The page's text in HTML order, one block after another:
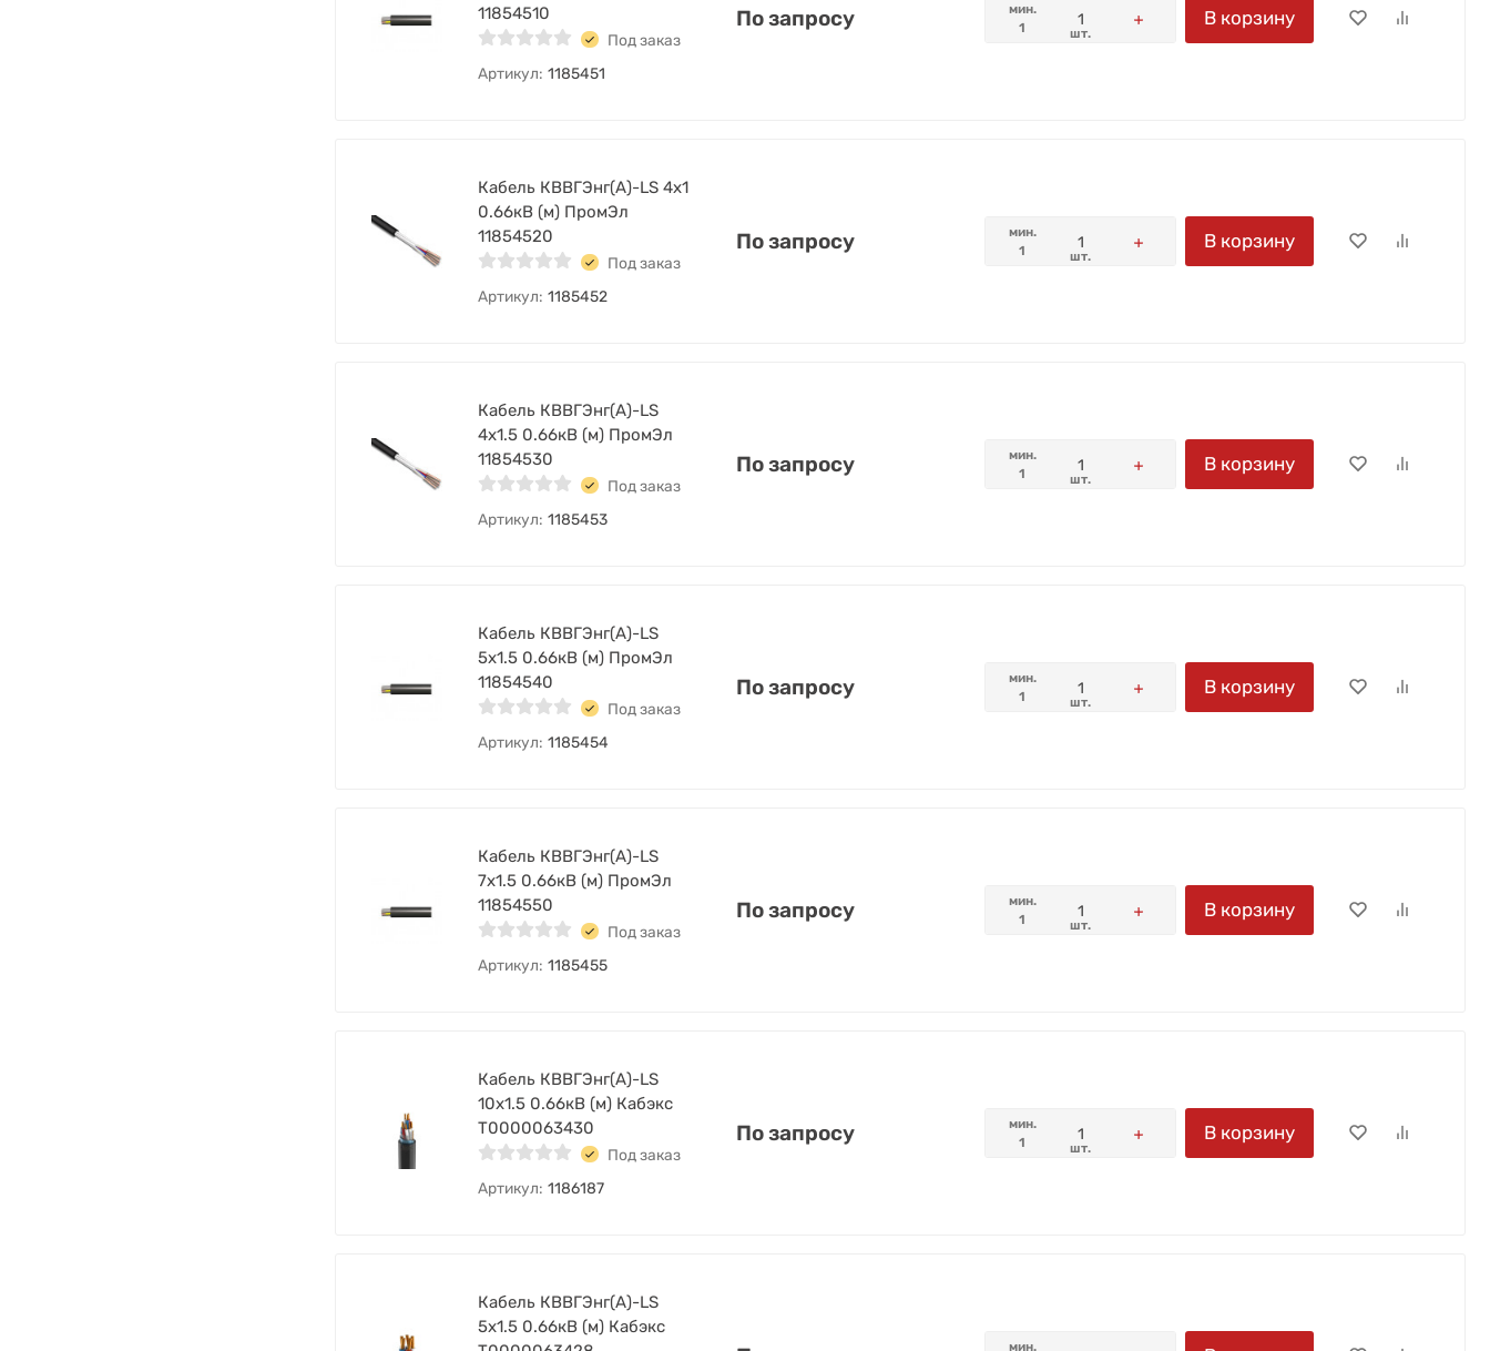
11854510
Под заказ
Артикул: 1185451
По запросу
мин.
1
шт.
В корзину
Кабель КВВГЭнг(А)-LS 4х1
0.66кВ (м) ПромЭл
11854520
Под заказ
Артикул: 1185452
По запросу
мин.
1
шт.
В корзину
Кабель КВВГЭнг(А)-LS
4х1.5 0.66кВ (м) ПромЭл
11854530
Под заказ
Артикул: 1185453
По запросу
мин.
1
шт.
В корзину
Кабель КВВГЭнг(А)-LS
5х1.5 0.66кВ (м) ПромЭл
11854540
Под заказ
Артикул: 1185454
По запросу
мин.
1
шт.
В корзину
Кабель КВВГЭнг(А)-LS
7х1.5 0.66кВ (м) ПромЭл
11854550
Под заказ
Артикул: 1185455
По запросу
мин.
1
шт.
В корзину
Кабель КВВГЭнг(А)-LS
10х1.5 0.66кВ (м) Кабэкс
Т0000063430
Под заказ
Артикул: 1186187
По запросу
мин.
1
шт.
В корзину
Кабель КВВГЭнг(А)-LS
5х1.5 0.66кВ (м) Кабэкс
мин.